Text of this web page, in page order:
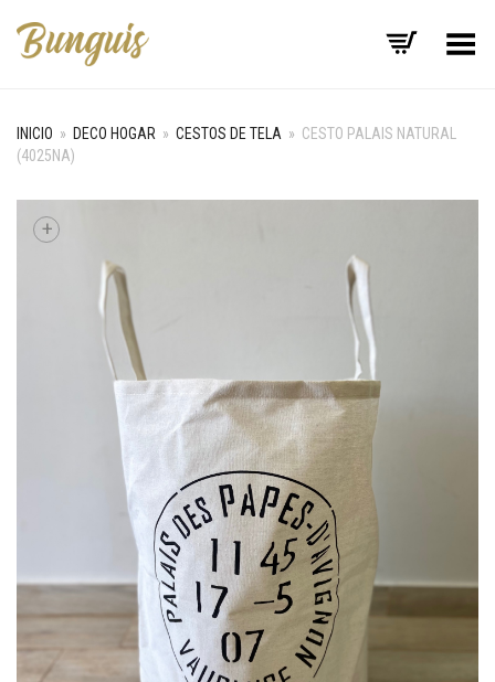
Menú
INICIO » DECO HOGAR » CESTOS DE TELA » CESTO PALAIS NATURAL
(4025NA)
+